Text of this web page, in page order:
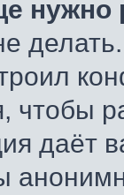
нужно
чтобы
даёт